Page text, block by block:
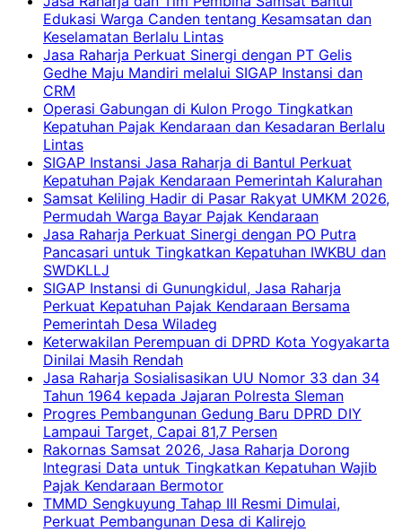
Edukasi Warga Canden tentang Kesamsatan dan
Keselamatan Berlalu Lintas
Jasa Raharja Perkuat Sinergi dengan PT Gelis
Gedhe Maju Mandiri melalui SIGAP Instansi dan
CRM
Operasi Gabungan di Kulon Progo Tingkatkan
Kepatuhan Pajak Kendaraan dan Kesadaran Berlalu
Lintas
SIGAP Instansi Jasa Raharja di Bantul Perkuat
Kepatuhan Pajak Kendaraan Pemerintah Kalurahan
Samsat Keliling Hadir di Pasar Rakyat UMKM 2026,
Permudah Warga Bayar Pajak Kendaraan
Jasa Raharja Perkuat Sinergi dengan PO Putra
Pancasari untuk Tingkatkan Kepatuhan IWKBU dan
SWDKLLJ
SIGAP Instansi di Gunungkidul, Jasa Raharja
Perkuat Kepatuhan Pajak Kendaraan Bersama
Pemerintah Desa Wiladeg
Keterwakilan Perempuan di DPRD Kota Yogyakarta
Dinilai Masih Rendah
Jasa Raharja Sosialisasikan UU Nomor 33 dan 34
Tahun 1964 kepada Jajaran Polresta Sleman
Progres Pembangunan Gedung Baru DPRD DIY
Lampaui Target, Capai 81,7 Persen
Rakornas Samsat 2026, Jasa Raharja Dorong
Integrasi Data untuk Tingkatkan Kepatuhan Wajib
Pajak Kendaraan Bermotor
TMMD Sengkuyung Tahap III Resmi Dimulai,
Perkuat Pembangunan Desa di Kalirejo